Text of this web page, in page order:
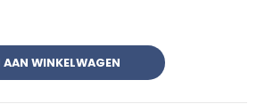
met aan-uit schakelaar 6m
AAN WINKELWAGEN